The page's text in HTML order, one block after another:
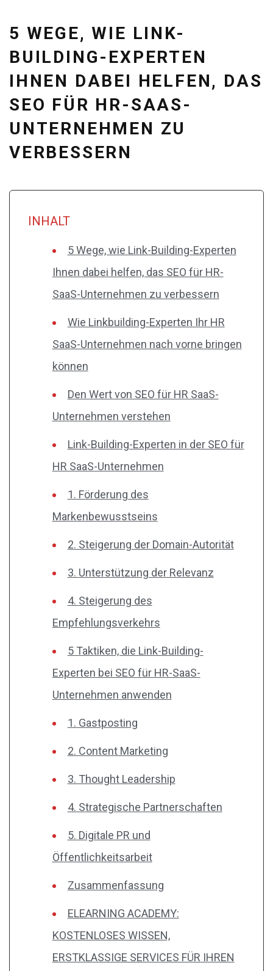
5 WEGE, WIE LINK-
BUILDING-EXPERTEN
IHNEN DABEI HELFEN, DAS
SEO FÜR HR-SAAS-
UNTERNEHMEN ZU
VERBESSERN
INHALT
5 Wege, wie Link-Building-Experten
Ihnen dabei helfen, das SEO für HR-
SaaS-Unternehmen zu verbessern
Wie Linkbuilding-Experten Ihr HR
SaaS-Unternehmen nach vorne bringen
können
Den Wert von SEO für HR SaaS-
Unternehmen verstehen
Link-Building-Experten in der SEO für
HR SaaS-Unternehmen
1. Förderung des
Markenbewusstseins
2. Steigerung der Domain-Autorität
3. Unterstützung der Relevanz
4. Steigerung des
Empfehlungsverkehrs
5 Taktiken, die Link-Building-
Experten bei SEO für HR-SaaS-
Unternehmen anwenden
1. Gastposting
2. Content Marketing
3. Thought Leadership
4. Strategische Partnerschaften
5. Digitale PR und
Öffentlichkeitsarbeit
Zusammenfassung
ELEARNING ACADEMY:
KOSTENLOSES WISSEN,
ERSTKLASSIGE SERVICES FÜR IHREN